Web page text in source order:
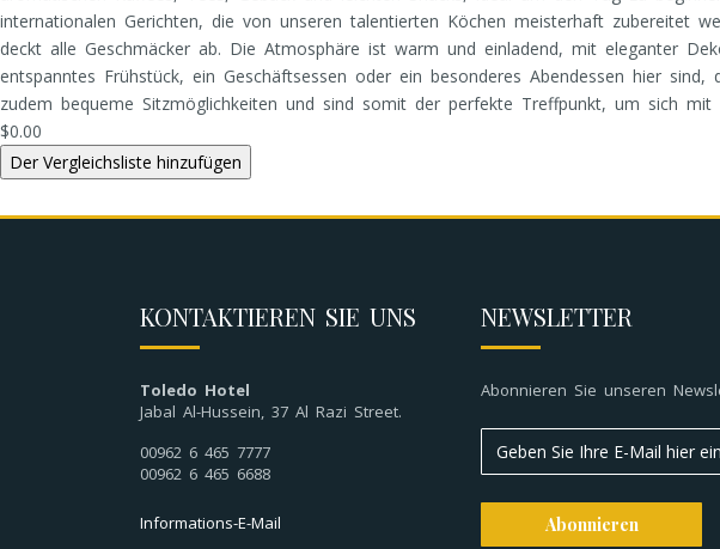
internationalen Gerichten, die von unseren talentierten Köchen meisterhaft zubereitet
deckt alle Geschmäcker ab. Die Atmosphäre ist warm und einladend, mit eleganter
entspanntes Frühstück, ein Geschäftsessen oder ein besonderes Abendessen hier
zudem bequeme Sitzmöglichkeiten und sind somit der perfekte Treffpunkt, um sich
$0.00
KONTAKTIEREN SIE UNS
Toledo Hotel
Jabal Al-Hussein, 37 Al Razi Street.
00962 6 465 7777
00962 6 465 6688
Informations-E-Mail
NEWSLETTER
Abonnieren Sie unseren